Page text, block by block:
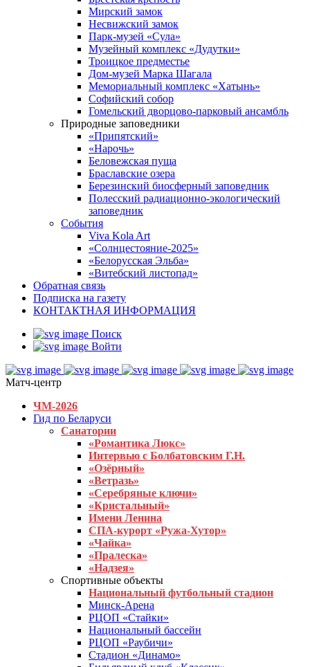
Мирский замок
Несвижский замок
Парк-музей «Сула»
Музейный комплекс «Дудутки»
Троицкое предместье
Дом-музей Марка Шагала
Мемориальный комплекс «Хатынь»
Софийский собор
Гомельский дворцово-парковый ансамбль
Природные заповедники
«Припятский»
«Нарочь»
Беловежская пуща
Браславские озера
Березинский биосферный заповедник
Полесский радиационно-экологический
заповедник
События
Viva Kola Art
«Солнцестояние-2025»
«Белорусская Эльба»
«Витебский листопад»
Обратная связь
Подписка на газету
КОНТАКТНАЯ ИНФОРМАЦИЯ
Поиск
Войти
Матч-центр
ЧМ-2026
Гид по Беларуси
Санатории
«Романтика Люкс»
Интервью с Болбатовским Г.Н.
«Озёрный»
«Ветразь»
«Серебряные ключи»
«Кристальный»
Имени Ленина
СПА-курорт «Ружа-Хутор»
«Чайка»
«Пралеска»
«Надзея»
Спортивные объекты
Национальный футбольный стадион
Минск-Арена
РЦОП «Стайки»
Национальный бассейн
РЦОП «Раубичи»
Стадион «Динамо»